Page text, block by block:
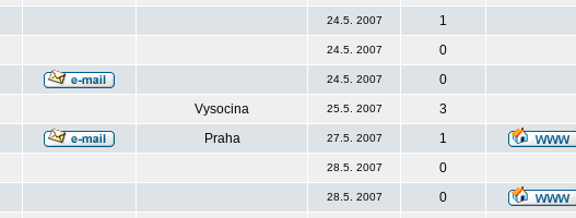
24.5. 2007
1
24.5. 2007
0
24.5. 2007
0
Vysocina 25.5. 2007
3
Praha 27.5. 2007
1
28.5. 2007
0
28.5. 2007
0